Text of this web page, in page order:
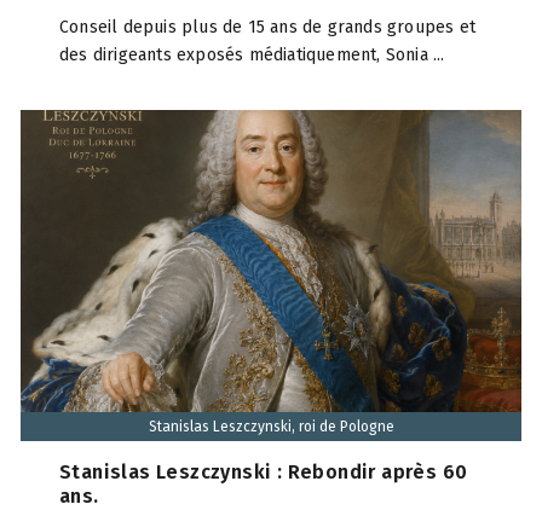
Conseil depuis plus de 15 ans de grands groupes et
des dirigeants exposés médiatiquement, Sonia ...
Stanislas Leszczynski, roi de Pologne
Stanislas Leszczynski : Rebondir après 60
ans.